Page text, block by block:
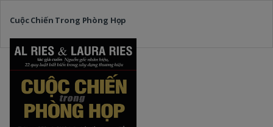
Cuộc Chiến Trong Phòng Họp